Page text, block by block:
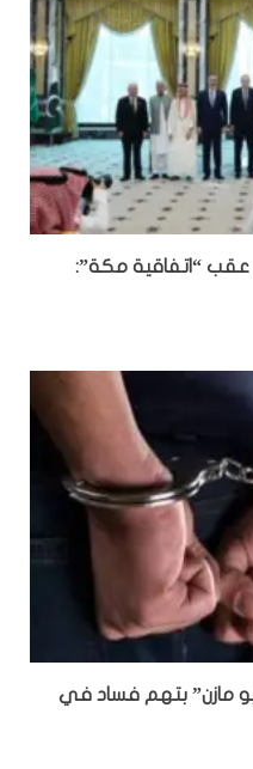
عقب “اتفاقية مكة”:
مازن” بتهم فساد في